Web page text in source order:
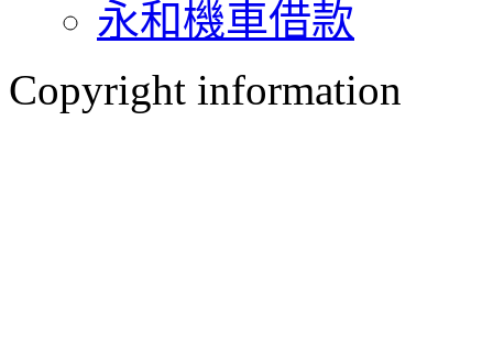
永和機車借款
Copyright information